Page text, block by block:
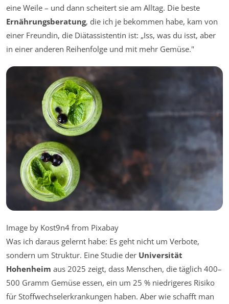
eine Weile – und dann scheitert sie am Alltag. Die beste
Ernährungsberatung, die ich je bekommen habe, kam von
einer Freundin, die Diätassistentin ist: „Iss, was du isst, aber
in einer anderen Reihenfolge und mit mehr Gemüse."
Image by Kost9n4 from Pixabay
Was ich daraus gelernt habe: Es geht nicht um Verbote,
sondern um Struktur. Eine Studie der Universität
Hohenheim aus 2025 zeigt, dass Menschen, die täglich 400–
500 Gramm Gemüse essen, ein um 25 % niedrigeres Risiko
für Stoffwechselerkrankungen haben. Aber wie schafft man